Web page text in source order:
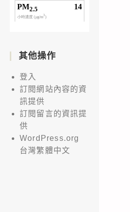
其他操作
登入
訂閱網站內容的資
訊提供
訂閱留言的資訊提
供
WordPress.org
台灣繁體中文